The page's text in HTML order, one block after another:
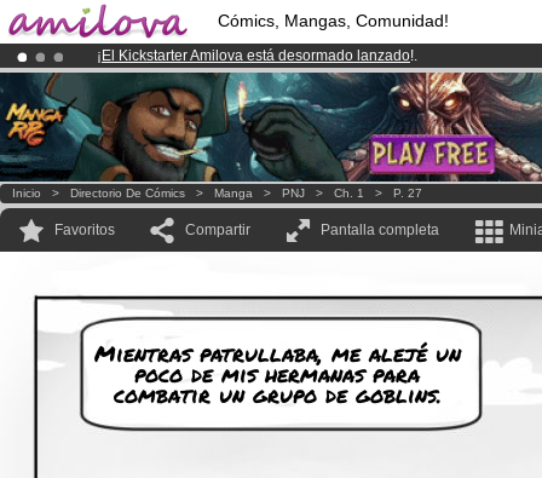
Cómics, Mangas, Comunidad!
¡ El Kickstarter Amilova está desormado lanzado!.
¡Conviertete en Premium por3.95 eurosal mes!Hazte Premium ya
¡Ya tenemos 100000miembrosy 1000 Cómics y Mangas!.
Inicio > Directorio De Cómics > Manga > PNJ > Ch. 1 > P. 27
Favoritos Compartir Pantalla completa
Mientras patrullaba, me alejé un
poco de mis hermanas para
combatir un grupo de goblins.